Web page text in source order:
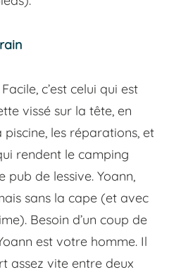
c’est celui qui est
vissé sur la tête, en
les réparations, et
rendent le camping
pub de lessive. Yoann,
sans la cape (et avec
Besoin d’un coup de
est votre homme. Il
assez vite entre deux